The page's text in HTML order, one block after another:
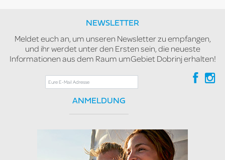
NEWSLETTER
Meldet euch an, um unseren Newsletter zu empfangen,
und ihr werdet unter den Ersten sein, die neueste
Informationen aus dem Raum umGebiet Dobrinj erhalten!